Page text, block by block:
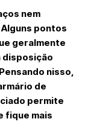
nem
pontos
geralmente
disposição
nisso,
de
permite
fique mais